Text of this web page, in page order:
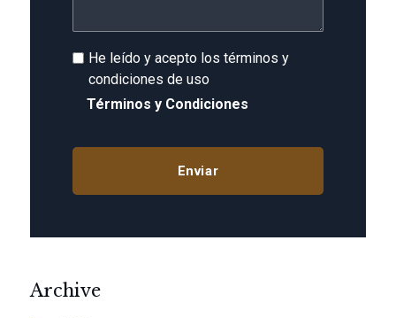
He leído y acepto los términos y
condiciones de uso
Términos y Condiciones
Archive